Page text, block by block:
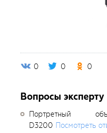
0 0 0
Вопросы эксперту
Портретный
D3200 Посмотреть